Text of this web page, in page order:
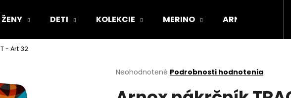
ŽENY DETI KOLEKCIE MERINO ARNOX
- Art 32
Priemerné
produktu
Neohodnotené Podrobnosti hodnotenia
Čo potrebujete nájsť?
HĽADAŤ